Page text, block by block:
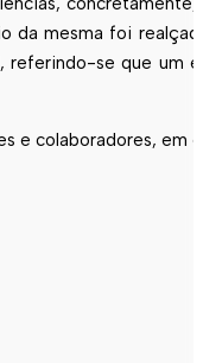
mesma foi
referindo-se que um
e colaboradores, em